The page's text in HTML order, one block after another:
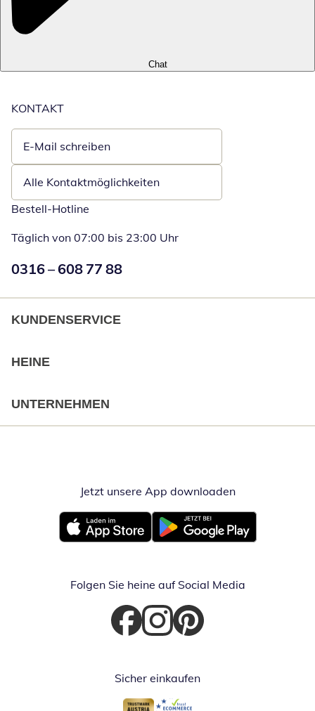
Chat
KONTAKT
E-Mail schreiben
Öffnet E-Mail-Client
Alle Kontaktmöglichkeiten
Bestell-Hotline
Täglich von 07:00 bis 23:00 Uhr
Numéro de téléphone:
0316 – 608 77 88
KUNDENSERVICE
HEINE
UNTERNEHMEN
Jetzt unsere App downloadenÖffnet in
Öffnet in neuem FensterÖffnet in neuem Fenster
Folgen Sie heine auf Social Media
Öffnet in neuem Fenster
Öffnet in neuem Fenster
Öffnet in neuem Fenster
Sicher einkaufen